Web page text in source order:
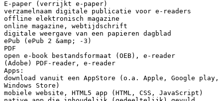
E-paper (verrijkt e-paper)
verzamelnaam digitale publicatie voor e-readers
offline elektronisch magazine
online magazine, webtijdschrift
digitale weergave van een papieren dagblad
ePub (ePub 2 &amp; -3)
PDF
open e-book bestandsformaat (OEB), e-reader
(Adobe) PDF-reader, e-reader
Apps:
download vanuit een AppStore (o.a. Apple, Google play,
Windows Store)
mobiele website, HTML5 app (HTML, CSS, JavaScript)